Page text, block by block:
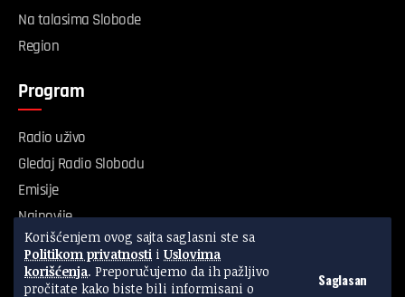
Korišćenjem ovog sajta saglasni ste sa
Politikom privatnosti i Uslovima
korišćenja. Preporučujemo da ih pažljivo
pročitate kako biste bili informisani o
Saglasan
Na talasima Slobode
Region
Program
Radio uživo
Gledaj Radio Slobodu
Emisije
Najnovije
Servis
Kvalitet vazduha